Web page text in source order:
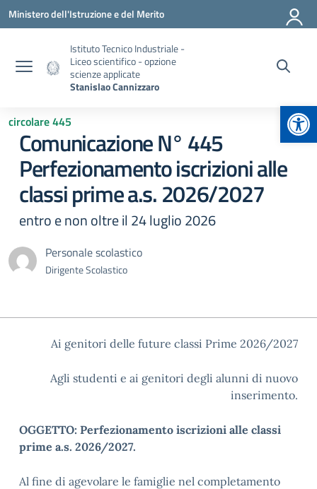
Vai ai contenuti
Vai al menu di navigazione
Vai al footer
Ministero dell'Istruzione e del Merito
Istituto Tecnico Industriale -
Liceo scientifico - opzione
scienze applicate
Stanislao Cannizzaro
circolare 445
Comunicazione N° 445
Perfezionamento iscrizioni alle
classi prime a.s. 2026/2027
entro e non oltre il 24 luglio 2026
Personale scolastico
Dirigente Scolastico
Ai genitori delle future classi Prime 2026/2027
Agli studenti e ai genitori degli alunni di nuovo
inserimento.
OGGETTO: Perfezionamento iscrizioni alle classi
prime a.s. 2026/2027.
Al fine di agevolare le famiglie nel completamento